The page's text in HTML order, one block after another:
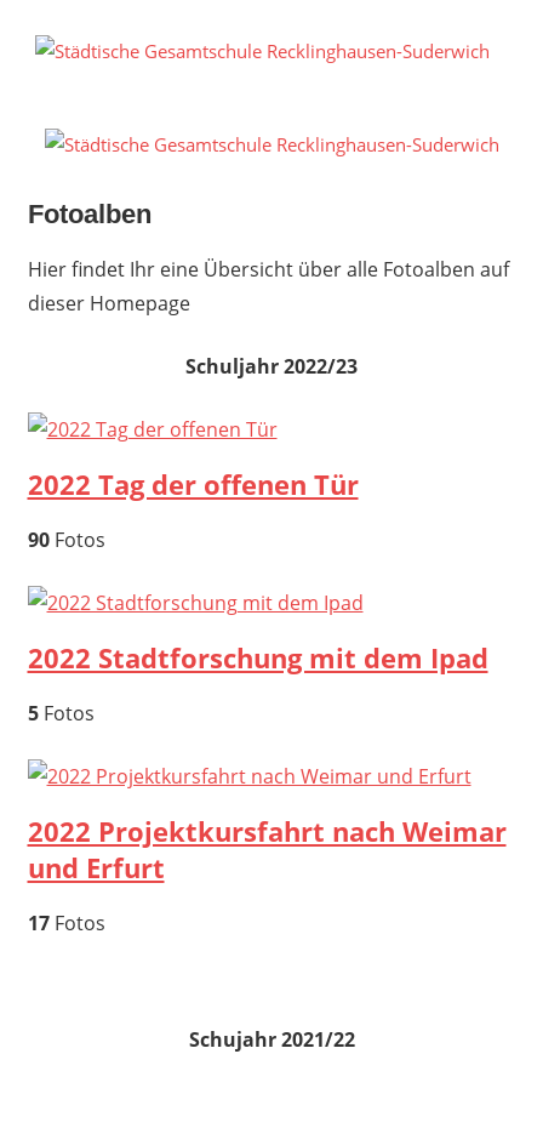
Inhalt
Fotoalben
Hier findet Ihr eine Übersicht über alle Fotoalben auf
dieser Homepage
Schuljahr 2022/23
2022 Tag der offenen Tür
90Fotos
2022 Stadtforschung mit dem Ipad
5Fotos
2022 Projektkursfahrt nach Weimar
und Erfurt
17Fotos
Schujahr 2021/22